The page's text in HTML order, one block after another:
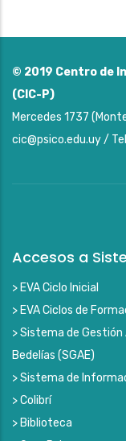
© 2019 Centro de
(CIC-P)
Mercedes 1737
cic@psico.edu.uy /
Accesos a
> EVA Ciclo Inicial
> EVA Ciclos de
> Sistema de
Bedelías (SGAE)
> Sistema de
> Colibrí
> Biblioteca